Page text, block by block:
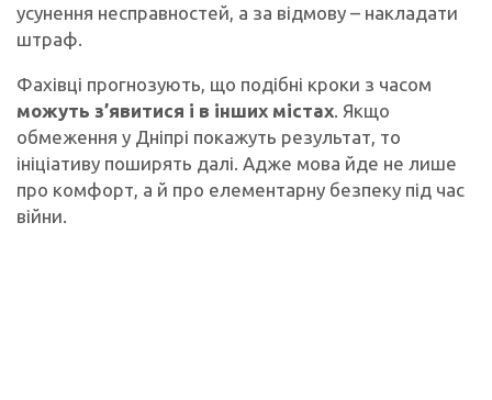
усунення несправностей, а за відмову – накладати
штраф.
Фахівці прогнозують, що подібні кроки з часом
можуть з’явитися і в інших містах. Якщо
обмеження у Дніпрі покажуть результат, то
ініціативу поширять далі. Адже мова йде не лише
про комфорт, а й про елементарну безпеку під час
війни.